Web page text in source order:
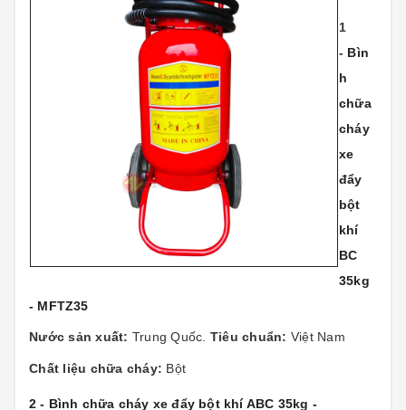
1
- Bìn
h
chữa
cháy
xe
đẩy
bột
khí
BC
35kg
- MFTZ35
Nước sản xuất: Trung Quốc. Tiêu chuẩn: Việt Nam
Chất liệu chữa cháy: Bột
2 - Bình chữa cháy xe đẩy bột khí ABC 35kg -